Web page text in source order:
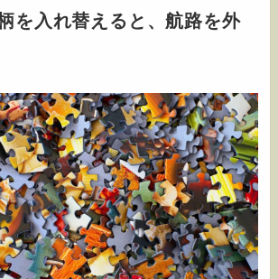
を入れ替えると、航路を外